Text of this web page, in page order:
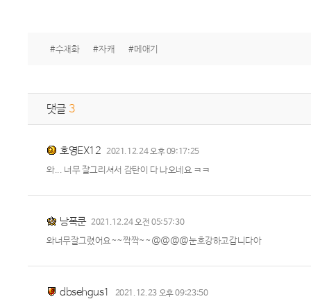
#수채화 #자캐 #메애기
댓글 3
호영EX12 2021.12.24 오후 09:17:25
와... 너무 잘그리셔서 감탄이 다 나오네요 ㅋㅋ
낭폭쿤 2021.12.24 오전 05:57:30
와너무잘그렸어요~~짝짝~~@@@@눈호강하고갑니다아
dbsehgus1 2021.12.23 오후 09:23:50